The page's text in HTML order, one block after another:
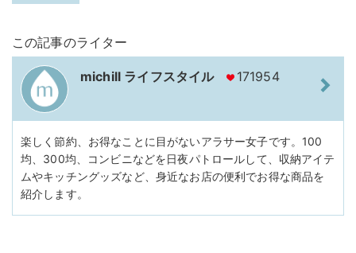
この記事のライター
michill ライフスタイル 171954
楽しく節約、お得なことに目がないアラサー女子です。100
均、300均、コンビニなどを日夜パトロールして、収納アイテ
ムやキッチングッズなど、身近なお店の便利でお得な商品を
紹介します。